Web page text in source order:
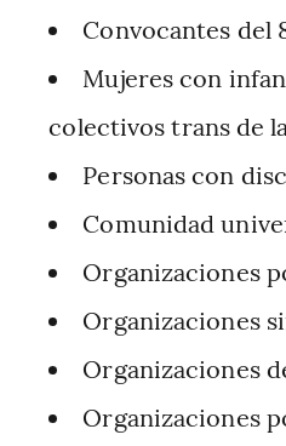
Convocantes del
Mujeres con
colectivos trans de
Personas con
Comunidad
Organizaciones
Organizaciones
Organizaciones
Organizaciones